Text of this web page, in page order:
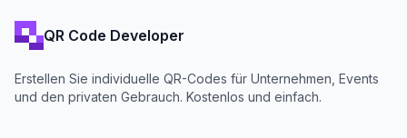
QR Code Developer
Erstellen Sie individuelle QR-Codes für Unternehmen, Events
und den privaten Gebrauch. Kostenlos und einfach.